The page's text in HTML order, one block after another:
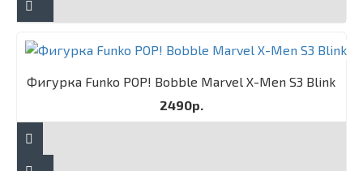
Фигурка Funko POP! Bobble Marvel X-Men S3 Blink
2490р.